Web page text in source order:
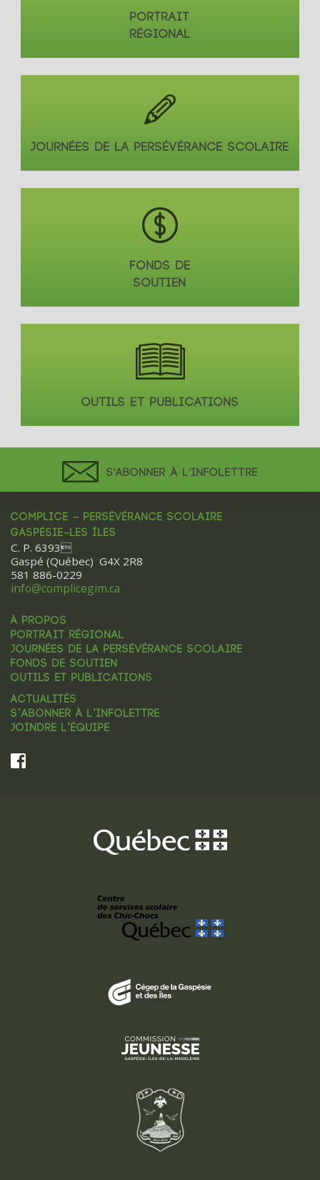
PORTRAIT
RÉGIONAL
JOURNÉES DE LA PERSÉVÉRANCE SCOLAIRE
FONDS DE
SOUTIEN
OUTILS ET PUBLICATIONS
S'ABONNER À L'INFOLETTRE
COMPLICE – PERSÉVÉRANCE SCOLAIRE
GASPÉSIE–LES ÎLES
C. P. 6393
Gaspé (Québec) G4X 2R8
581 886-0229
info@complicegim.ca
À PROPOS
PORTRAIT RÉGIONAL
JOURNÉES DE LA PERSÉVÉRANCE SCOLAIRE
FONDS DE SOUTIEN
OUTILS ET PUBLICATIONS
ACTUALITÉS
S’ABONNER À L’INFOLETTRE
JOINDRE L’ÉQUIPE